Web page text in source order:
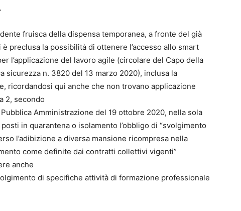
fruisca della dispensa temporanea, a fronte del già
preclusa la possibilità di ottenere l’accesso allo smart
l’applicazione del lavoro agile (circolare del Capo della
sicurezza n. 3820 del 13 marzo 2020), inclusa la
ricordandosi qui anche che non trovano applicazione
2, secondo
Amministrazione del 19 ottobre 2020, nella sola
in quarantena o isolamento l’obbligo di “svolgimento
l’adibizione a diversa mansione ricompresa nella
come definite dai contratti collettivi vigenti”
anche
di specifiche attività di formazione professionale